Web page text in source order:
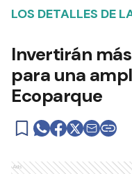
LOS DETALLES DE
Invertirán
para una
Ecoparque
Ads